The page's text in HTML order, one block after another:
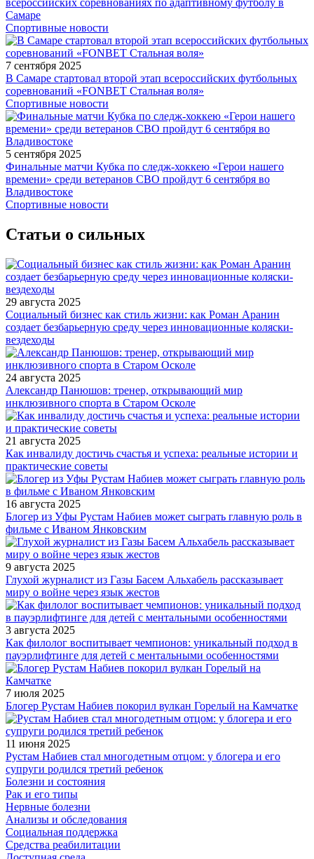
всероссийских соревнованиях по адаптивному футболу в
Самаре
Спортивные новости
7 сентября 2025
В Самаре стартовал второй этап всероссийских футбольных
соревнований «FONBET Стальная воля»
Спортивные новости
5 сентября 2025
Финальные матчи Кубка по следж-хоккею «Герои нашего
времени» среди ветеранов СВО пройдут 6 сентября во
Владивостоке
Спортивные новости
Статьи о сильных
29 августа 2025
Социальный бизнес как стиль жизни: как Роман Аранин
создает безбарьерную среду через инновационные коляски-
вездеходы
24 августа 2025
Александр Панюшов: тренер, открывающий мир
инклюзивного спорта в Старом Осколе
21 августа 2025
Как инвалиду достичь счастья и успеха: реальные истории и
практические советы
16 августа 2025
Блогер из Уфы Рустам Набиев может сыграть главную роль в
фильме с Иваном Янковским
9 августа 2025
Глухой журналист из Газы Басем Альхабель рассказывает
миру о войне через язык жестов
3 августа 2025
Как филолог воспитывает чемпионов: уникальный подход в
пауэрлифтинге для детей с ментальными особенностями
7 июля 2025
Блогер Рустам Набиев покорил вулкан Горелый на Камчатке
11 июня 2025
Рустам Набиев стал многодетным отцом: у блогера и его
супруги родился третий ребенок
Болезни и состояния
Рак и его типы
Нервные болезни
Анализы и обследования
Социальная поддержка
Средства реабилитации